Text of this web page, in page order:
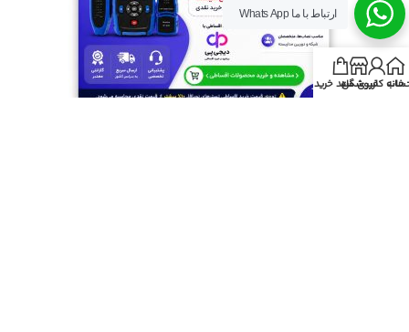
خانهکاربری من
فروشگاهسبد خرید
ارتباط با ما Whats App